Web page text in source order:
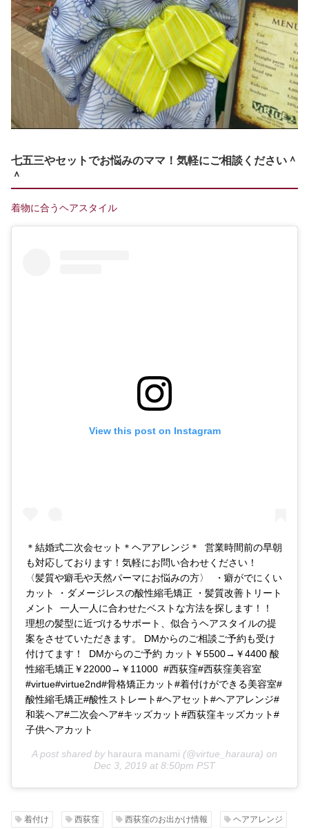
七五三やセットでお悩みのママ！気軽にご相談ください＾
＾
着物に合うヘアスタイル
View this post on Instagram
＊結婚式二次会セット＊ヘアアレンジ＊ 営業時間前の早朝
も対応しております！気軽にお問い合わせください！
〈髪質や癖毛や天然パーマにお悩みの方〉 ・癖がでにくい
カット ・ダメージレスの酸性縮毛矯正 ・髪質改善トリート
メント 一人一人に合わせたベストな方法を探します！！
理想の髪型に近づけるサポート、似合うヘアスタイルの提
案をさせていただきます。 DMからのご相談ご予約も受け
付けてます！ DMからのご予約 カット￥5500→￥4400 酸
性縮毛矯正￥22000→￥11000 #西荻窪#西荻窪美容室
#virtue#virtue2nd#骨格矯正カット#着付けができる美容室#
酸性縮毛矯正#酸性ストレート#ヘアセット#ヘアアレンジ#
和装ヘア#二次会ヘア#キッズカット#西荻窪キッズカット#
子供ヘアカット
A post shared by haraura manami (@virtue_haraura) on
Dec 3, 2019 at 8:50pm PST
着付け 西荻窪 西荻窪のお出かけ情報 ヘアアレンジ